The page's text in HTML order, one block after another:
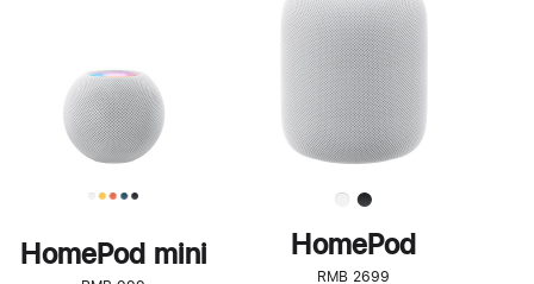
HomePod mini
了
解
HomePod<
HomePod
RMB 2699